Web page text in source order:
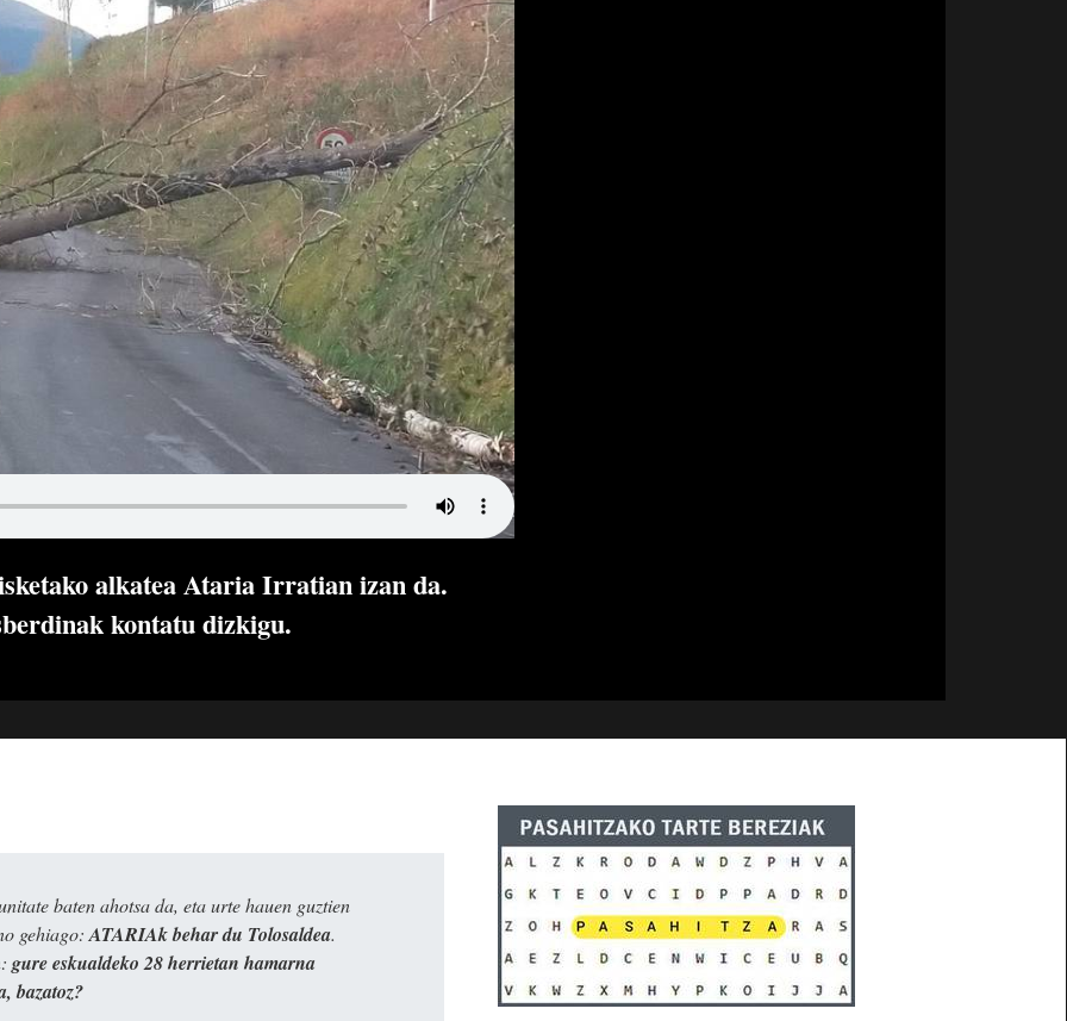
alkatea Ataria Irratian izan da.
kontatu dizkigu.
baten ahotsa da, eta urte hauen guztien
gehiago: ATARIAk behar du Tolosaldea.
gure eskualdeko 28 herrietan hamarna
bazatoz?